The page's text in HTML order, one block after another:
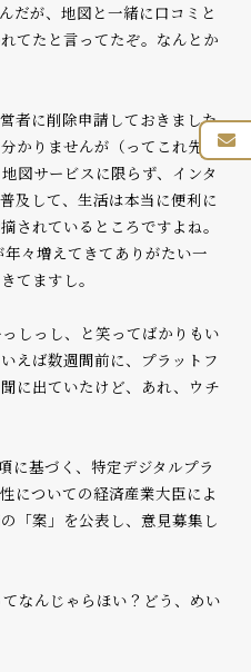
だが、地図と一緒に口コミと
てたと言ってたぞ。なんとか
者に削除申請しておきました
かりませんが（ってこれ先月
図サービスに限らず、インタ
及して、生活は本当に便利に
されているところですよね。
々増えてきてありがたい一
てますし。
しっし、と笑ってばかりもい
えば数週間前に、プラットフ
に出ていたけど、あれ、ウチ
に基づく、特定デジタルプラ
についての経済産業大臣によ
「案」を公表し、意見募集し
なんじゃらほい？どう、めい